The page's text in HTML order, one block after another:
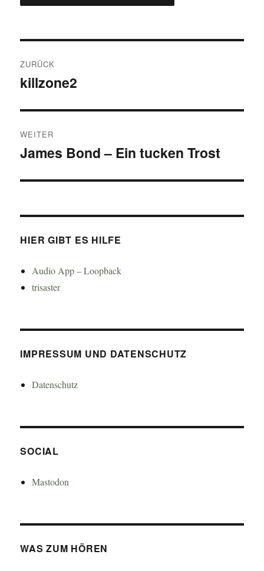
ZURÜCK
Vorheriger
killzone2
WEITER
Nächster
James Bond – Ein tucken Trost
HIER GIBT ES HILFE
Audio App – Loopback
trisaster
IMPRESSUM UND DATENSCHUTZ
Datenschutz
SOCIAL
Mastodon
WAS ZUM HÖREN